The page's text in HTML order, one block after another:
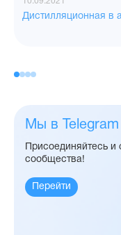
Дистилляционная в
Мы в Telegram
Присоединяйтесь и
сообщества!
Перейти